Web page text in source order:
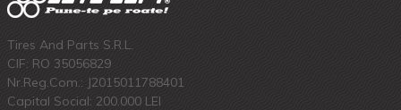
Tires And Parts S.R.L.
CIF: RO 35056829
Nr.Reg.Com.: J2015011788401
Capital Social: 200.000 LEI